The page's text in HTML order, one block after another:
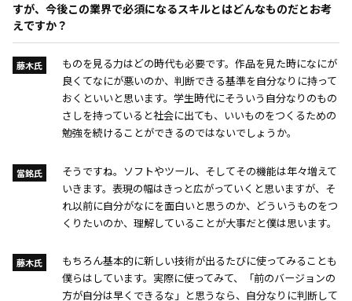
すが、今後この業界で必須になるスキルとはどんなものだとお考
えですか？
藤木氏
ものを見る力はどの時代も必要です。作品を見た時になにが
良くてなにが悪いのか、判断できる基準を自分なりに持って
おくといいと思います。学生時代にそういう自分なりのもの
さしを持っていると社会に出ても、いいものをつくるための
勉強を続けることができるのではないでしょうか。
當銘氏
そうですね。ソフトやツール、そしてその機能は年々増えて
いきます。表現の幅はきっと広がっていくと思いますが、そ
れ以前に自分がなにを面白いと思うのか、どういうものをつ
くりたいのか、理解していることが大事だと僕は思います。
藤木氏
もちろん基本的に新しい技術が出るたびに使ってみることも
僕らはしています。実際に使ってみて、「前のバージョンの
方が自分は早くできるな」と思うなら、自分なりに判断して